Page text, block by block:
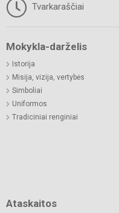
Tvarkaraščiai
Mokykla-darželis
Istorija
Misija, vizija, vertybės
Simboliai
Uniformos
Tradiciniai renginiai
Ataskaitos